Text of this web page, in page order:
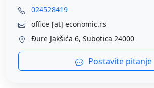
024528419
office [at] economic.rs
Đure Jakšića 6, Subotica 24000
Postavite pitanje